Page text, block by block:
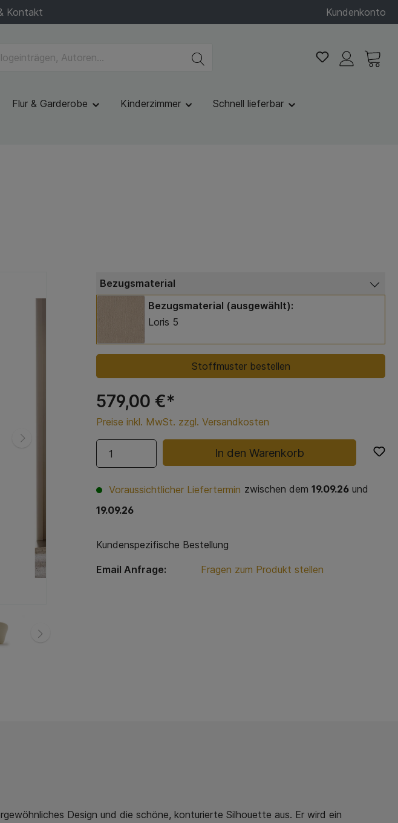
Kontakt Kundenkonto
Flur & Garderobe Kinderzimmer Schnell lieferbar
579,00 €*
Preise inkl. MwSt. zzgl. Versandkosten
Voraussichtlicher Liefertermin zwischen dem 19.09.26 und
19.09.26
Bezugsmaterial
Bezugsmaterial (ausgewählt):
Loris 5
Stoffmuster bestellen
In den Warenkorb
Kundenspezifische Bestellung
Email Anfrage: Fragen zum Produkt stellen
Design und die schöne, konturierte Silhouette aus. Er wird ein